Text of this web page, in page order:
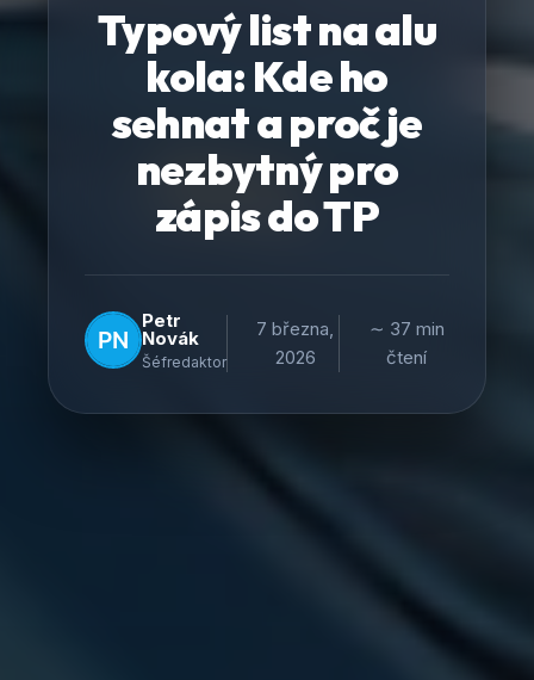
Typový list na alu
kola: Kde ho
sehnat a proč je
nezbytný pro
zápis do TP
Petr
Novák
Šéfredaktor
7 března,
2026
∼ 37 min
čtení